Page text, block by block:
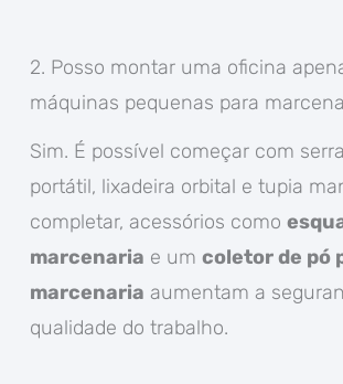
2. Posso montar uma oficina
máquinas pequenas para
Sim. É possível começar com
portátil, lixadeira orbital e tupia
completar, acessórios como
marcenaria e um coletor de pó
marcenaria aumentam a
qualidade do trabalho.